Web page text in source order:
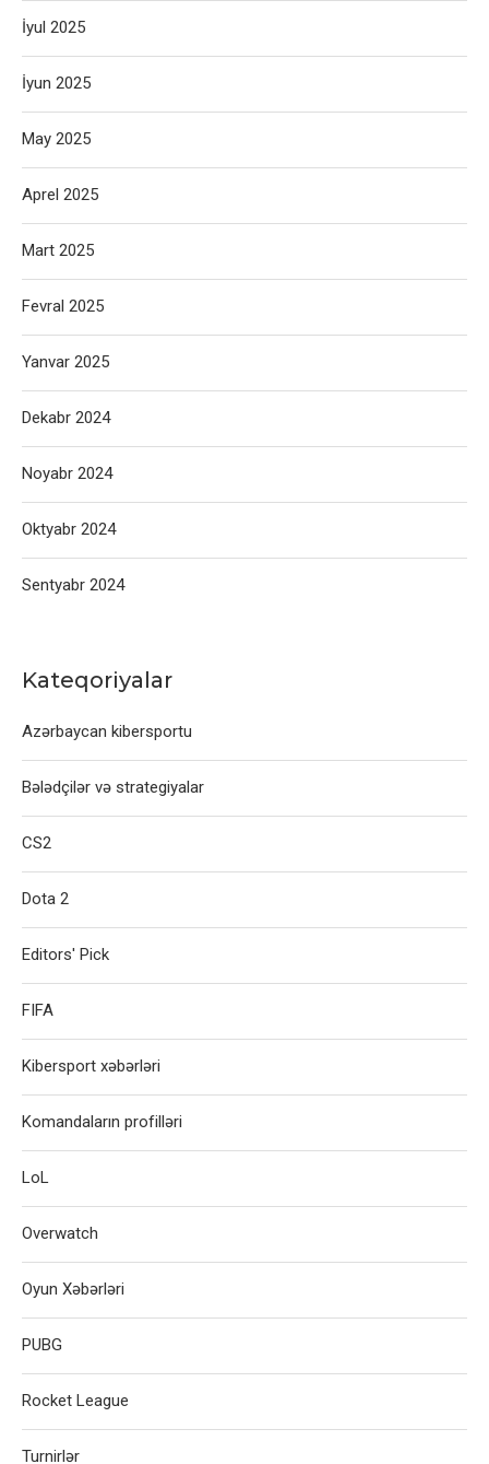
İyul 2025
İyun 2025
May 2025
Aprel 2025
Mart 2025
Fevral 2025
Yanvar 2025
Dekabr 2024
Noyabr 2024
Oktyabr 2024
Sentyabr 2024
Kateqoriyalar
Azərbaycan kibersportu
Bələdçilər və strategiyalar
CS2
Dota 2
Editors' Pick
FIFA
Kibersport xəbərləri
Komandaların profilləri
LoL
Overwatch
Oyun Xəbərləri
PUBG
Rocket League
Turnirlər